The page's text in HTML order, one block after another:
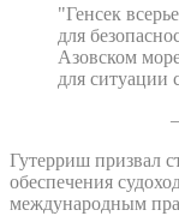
"Генсек
для
Азовском
для ситуации
Гутерриш призвал
обеспечения
международным